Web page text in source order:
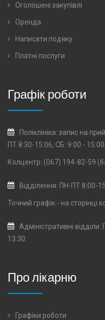
Оголошені закупівлі
Оренда
Написати подяку
Платні послуги
Графік роботи
Поліклініка: запис на
ПТ 8:30-15:06, СБ: 9:00 -
Колцентр: (067) 194-82-59
Відділення: ПН-ПТ 8:00-
Точний графік - на сторінці
Адміністративні
13:30
Про лікарню
Графіки роботи